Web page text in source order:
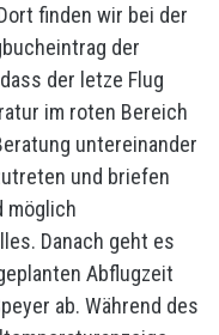
finden wir bei der
der
der letze Flug
im roten Bereich
untereinander
und briefen
möglich
Danach geht es
Abflugzeit
ab. Während des